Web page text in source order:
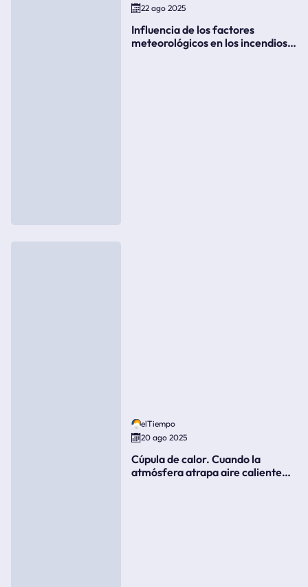
22 ago 2025
Influencia de los factores
meteorológicos en los incendios
elTiempo
20 ago 2025
Cúpula de calor. Cuando la
atmósfera atrapa aire caliente